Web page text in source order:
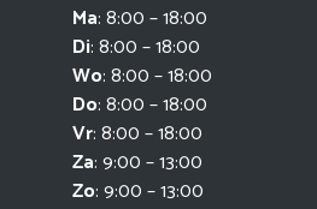
Ma: 8:00 – 18:00
Di: 8:00 – 18:00
Wo: 8:00 – 18:00
Do: 8:00 – 18:00
Vr: 8:00 – 18:00
Za: 9:00 – 13:00
Zo: 9:00 – 13:00